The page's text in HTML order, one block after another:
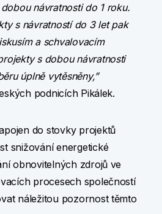
návratnosti do 1 roku.
s návratností do 3 let pak
a schvalovacím
s dobou návratnosti
úplně vytěsněny,”
podnicích Pikálek.
do stovky projektů
snižování energetické
obnovitelných zdrojů ve
procesech společností
náležitou pozornost těmto